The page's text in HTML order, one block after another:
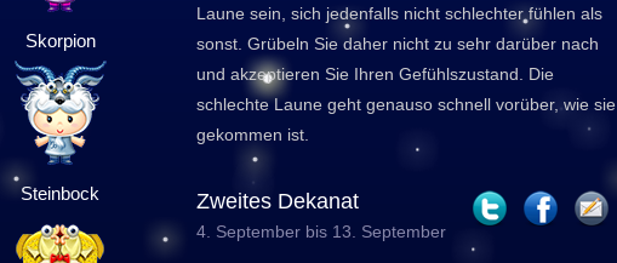
Skorpion
Steinbock
Laune sein, sich jedenfalls nicht schlechter fühlen als
sonst. Grübeln Sie daher nicht zu sehr darüber nach
und akzeptieren Sie Ihren Gefühlszustand. Die
schlechte Laune geht genauso schnell vorüber, wie sie
gekommen ist.
Zweites Dekanat
4. September bis 13. September